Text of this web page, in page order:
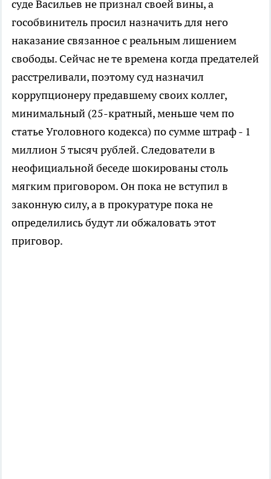
суде Васильев не признал своей вины, а
гособвинитель просил назначить для него
наказание связанное с реальным лишением
свободы. Сейчас не те времена когда предателей
расстреливали, поэтому суд назначил
коррупционеру предавшему своих коллег,
минимальный (25-кратный, меньше чем по
статье Уголовного кодекса) по сумме штраф - 1
миллион 5 тысяч рублей. Следователи в
неофициальной беседе шокированы столь
мягким приговором. Он пока не вступил в
законную силу, а в прокуратуре пока не
определились будут ли обжаловать этот
приговор.